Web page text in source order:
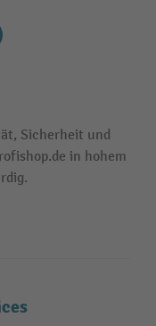
Sicherheit und
in hohem